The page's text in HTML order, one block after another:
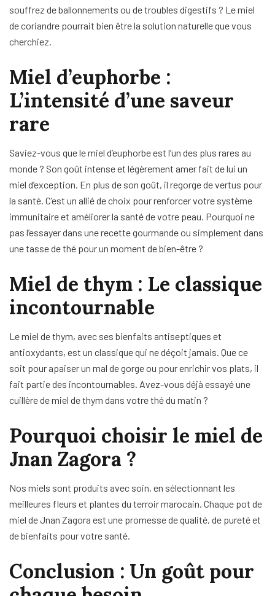
souffrez de ballonnements ou de troubles digestifs ? Le miel
de coriandre pourrait bien être la solution naturelle que vous
cherchiez.
Miel d’euphorbe :
L’intensité d’une saveur
rare
Saviez-vous que le miel d’euphorbe est l’un des plus rares au
monde ? Son goût intense et légèrement amer fait de lui un
miel d’exception. En plus de son goût, il regorge de vertus pour
la santé. C’est un allié de choix pour renforcer votre système
immunitaire et améliorer la santé de votre peau. Pourquoi ne
pas l’essayer dans une recette gourmande ou simplement dans
une tasse de thé pour un moment de bien-être ?
Miel de thym : Le classique
incontournable
Le miel de thym, avec ses bienfaits antiseptiques et
antioxydants, est un classique qui ne déçoit jamais. Que ce
soit pour apaiser un mal de gorge ou pour enrichir vos plats, il
fait partie des incontournables. Avez-vous déjà essayé une
cuillère de miel de thym dans votre thé du matin ?
Pourquoi choisir le miel de
Jnan Zagora ?
Nos miels sont produits avec soin, en sélectionnant les
meilleures fleurs et plantes du terroir marocain. Chaque pot de
miel de Jnan Zagora est une promesse de qualité, de pureté et
de bienfaits pour votre santé.
Conclusion : Un goût pour